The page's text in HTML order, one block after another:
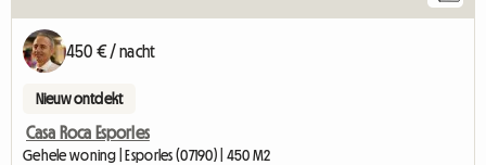
450 € / nacht
Nieuw ontdekt
Casa Roca Esporles
Gehele woning | Esporles (07190) | 450 M2